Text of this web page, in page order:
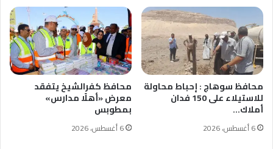
محافظ سوهاج : إحباط محاولة
للاستيلاء على 150 فدان
أملاك…
6 أغسطس، 2026
محافظ كفرالشيخ يتفقد
معرض «أهلًا مدارس»
بمطوبس
6 أغسطس، 2026